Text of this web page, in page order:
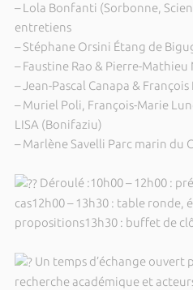
– Lola Bonfanti (Sorbonne,
entretiens
– Stéphane Orsini Étang de
– Faustine Rao & Pierre-Mathieu
– Jean-Pascal Canapa &
– Muriel Poli, François-Marie
LISA (Bonifaziu)
– Marlène Savelli Parc marin du
Déroulé :10h00 – 12h00 :
cas12h00 – 13h30 : table ronde,
propositions13h30 : buffet de
Un temps d’échange ouvert
recherche académique et